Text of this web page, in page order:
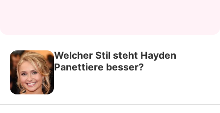
Welcher Stil steht Hayden
Panettiere besser?